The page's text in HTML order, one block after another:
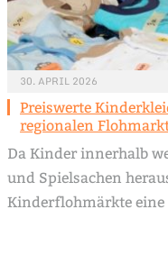
30. APRIL 2026
Preiswerte
regionalen
Da Kinder innerhalb
und Spielsachen
Kinderflohmärkte